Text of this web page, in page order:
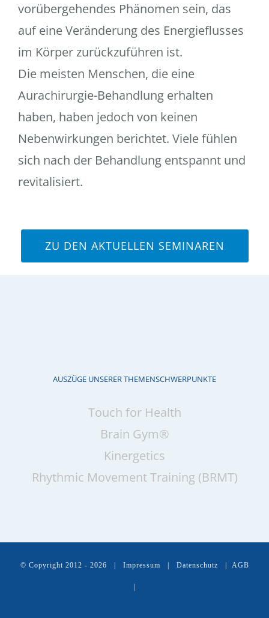
vorübergehendes Phänomen sein, das
auf eine Veränderung des Energieflusses
im Körper zurückzuführen ist.
Die meisten Menschen, die eine
Aurachirurgie-Behandlung erhalten
haben, haben jedoch von keinen
Nebenwirkungen berichtet. Viele fühlen
sich nach der Behandlung entspannt und
revitalisiert.
ZU DEN AKTUELLEN SEMINAREN
AUSZÜGE UNSERER THEMENSCHWERPUNKTE
Touch for Health
Brain Gym®
Kinergetics
Rhythmic Movement Training (BRMT)
© Copyright 2012 - 2026 | Impressum Datenschutz AGB